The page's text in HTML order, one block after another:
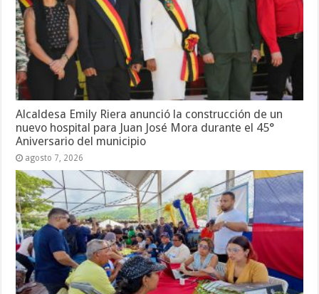
Alcaldesa Emily Riera anunció la construcción de un
nuevo hospital para Juan José Mora durante el 45°
Aniversario del municipio
agosto 7, 2026